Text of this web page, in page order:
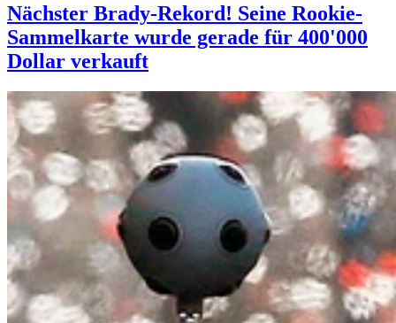
Nächster Brady-Rekord! Seine Rookie-
Sammelkarte wurde gerade für 400'000
Dollar verkauft